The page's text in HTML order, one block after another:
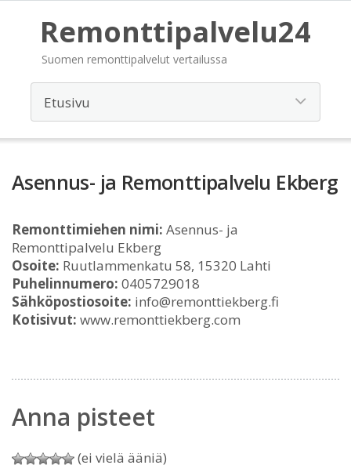
Remonttipalvelu24
Suomen remonttipalvelut vertailussa
Asennus- ja Remonttipalvelu Ekberg
Remonttimiehen nimi: Asennus- ja
Remonttipalvelu Ekberg
Osoite: Ruutlammenkatu 58, 15320 Lahti
Puhelinnumero: 0405729018
Sähköpostiosoite: info@remonttiekberg.fi
Kotisivut: www.remonttiekberg.com
Anna pisteet
(ei vielä ääniä)